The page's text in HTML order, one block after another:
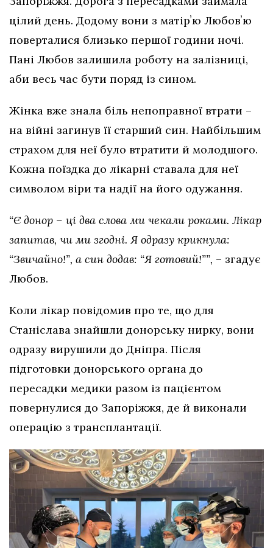
цілий день. Додому вони з матірʼю Любовʼю
поверталися близько першої години ночі.
Пані Любов залишила роботу на залізниці,
аби весь час бути поряд із сином.
Жінка вже знала біль непоправної втрати –
на війні загинув її старший син. Найбільшим
страхом для неї було втратити й молодшого.
Кожна поїздка до лікарні ставала для неї
символом віри та надії на його одужання.
“Є донор – ці два слова ми чекали роками. Лікар
запитав, чи ми згодні. Я одразу крикнула:
“Звичайно!”, а син додав: “Я готовий!””, – згадує
Любов.
Коли лікар повідомив про те, що для
Станіслава знайшли донорську нирку, вони
одразу вирушили до Дніпра. Після
підготовки донорського органа до
пересадки медики разом із пацієнтом
повернулися до Запоріжжя, де й виконали
операцію з трансплантації.